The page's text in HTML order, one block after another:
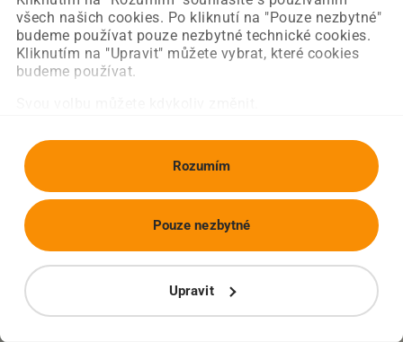
všech našich cookies. Po kliknutí na "Pouze nezbytné"
budeme používat pouze nezbytné technické cookies.
Kliknutím na "Upravit" můžete vybrat, které cookies
budeme používat.
Rozumím
Upravit
Pouze nezbytné
Obnovit stránku Úvodní strana